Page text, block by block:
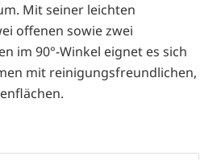
Mit seiner leichten
offenen sowie zwei
im 90°-Winkel eignet es sich
mit reinigungsfreundlichen,